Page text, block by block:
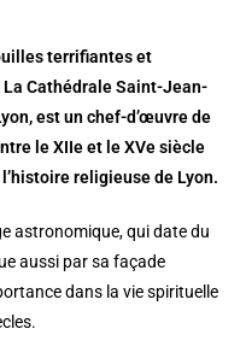
terrifiantes et
Cathédrale Saint-Jean-
est un chef-d’œuvre de
le XIIe et le XVe siècle
religieuse de Lyon.
astronomique, qui date du
aussi par sa façade
dans la vie spirituelle